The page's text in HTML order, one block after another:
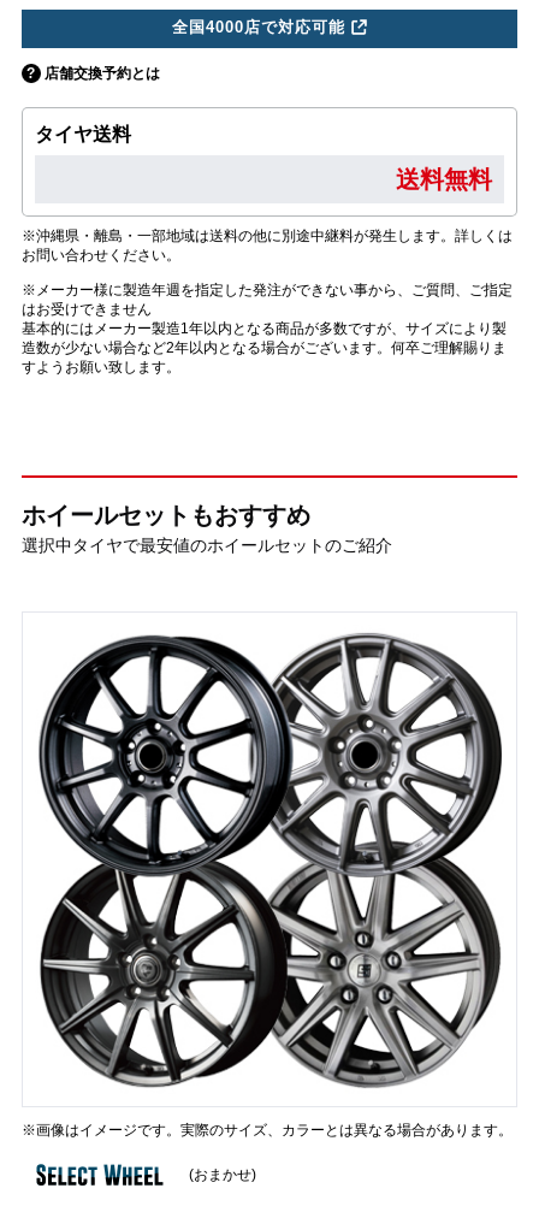
全国4000店で対応可能
店舗交換予約とは
タイヤ送料
送料無料
※沖縄県・離島・一部地域は送料の他に別途中継料が発生します。詳しくは
お問い合わせください。
※メーカー様に製造年週を指定した発注ができない事から、ご質問、ご指定
はお受けできません
基本的にはメーカー製造1年以内となる商品が多数ですが、サイズにより製
造数が少ない場合など2年以内となる場合がございます。何卒ご理解賜りま
すようお願い致します。
ホイールセットもおすすめ
選択中タイヤで最安値のホイールセットのご紹介
※画像はイメージです。実際のサイズ、カラーとは異なる場合があります。
(おまかせ)